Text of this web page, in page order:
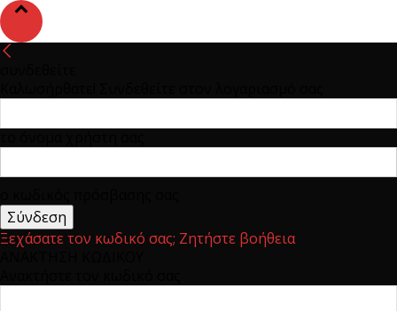
Ξεχάσατε τον κωδικό σας; Ζητήστε βοήθεια